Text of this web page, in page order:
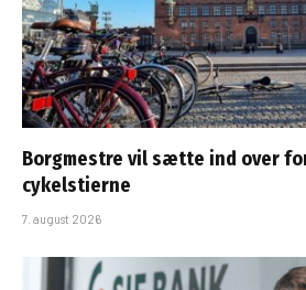
Borgmestre vil sætte ind over
cykelstierne
7. august 2026